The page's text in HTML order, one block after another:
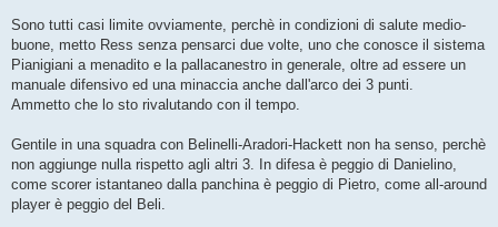
Sono tutti casi limite ovviamente, perchè in condizioni di salute medio-
buone, metto Ress senza pensarci due volte, uno che conosce il sistema
Pianigiani a menadito e la pallacanestro in generale, oltre ad essere un
manuale difensivo ed una minaccia anche dall'arco dei 3 punti.
Ammetto che lo sto rivalutando con il tempo.
Gentile in una squadra con Belinelli-Aradori-Hackett non ha senso, perchè
non aggiunge nulla rispetto agli altri 3. In difesa è peggio di Danielino,
come scorer istantaneo dalla panchina è peggio di Pietro, come all-around
player è peggio del Beli.